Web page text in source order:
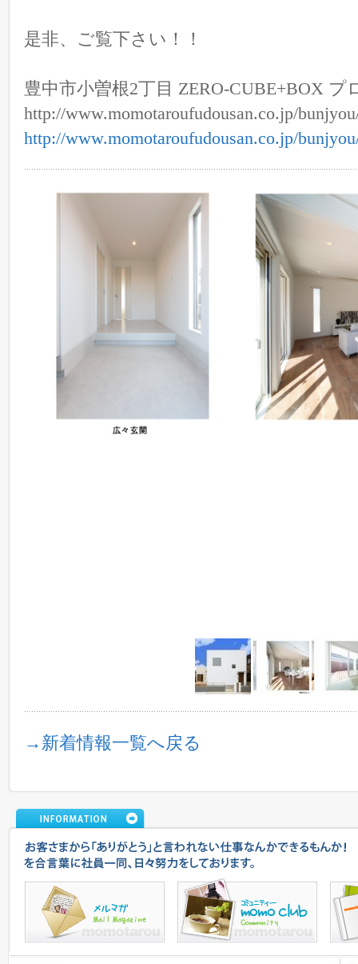
是非、ご覧下さい！！
豊中市小曽根2丁目 ZERO-CUBE+BOX プ
http://www.momotaroufudousan.co.jp/
http://www.momotaroufudousan.co.jp/
→新着情報一覧へ戻る